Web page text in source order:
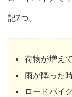
記7つ。
荷物が増え
雨が降った
ロードバイ